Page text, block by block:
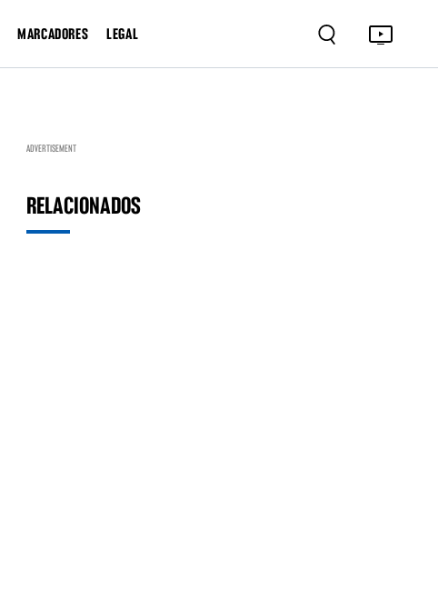
MARCADORES LEGAL
ADVERTISEMENT
RELACIONADOS